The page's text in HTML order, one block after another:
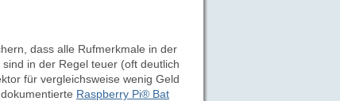
dass alle Rufmerkmale in der
in der Regel teuer (oft deutlich
für vergleichsweise wenig Geld
Raspberry Pi® Bat